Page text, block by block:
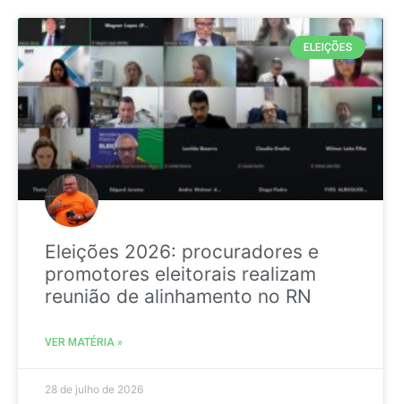
ELEIÇÕES
Eleições 2026: procuradores e
promotores eleitorais realizam
reunião de alinhamento no RN
VER MATÉRIA »
28 de julho de 2026